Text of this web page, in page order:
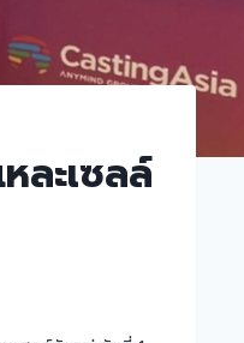
ละเซลล์